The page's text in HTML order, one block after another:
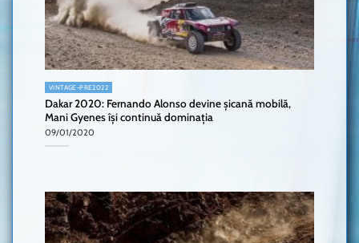
VINTAGE-PRE2022
Dakar 2020: Fernando Alonso devine șicană mobilă,
Mani Gyenes își continuă dominația
09/01/2020